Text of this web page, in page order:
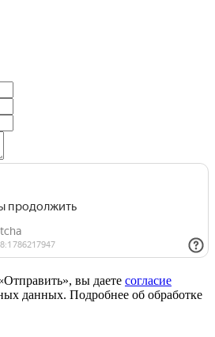
вы даете согласие
данных. Подробнее об обработке